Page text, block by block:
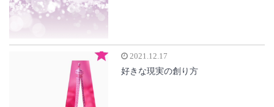
2021.12.17
好きな現実の創り方